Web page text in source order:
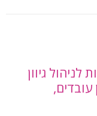
לניהול גיוון